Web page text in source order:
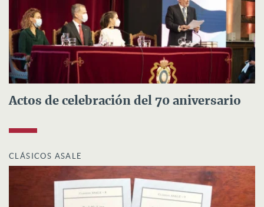
Actos de celebración del 70 aniversario
CLÁSICOS ASALE